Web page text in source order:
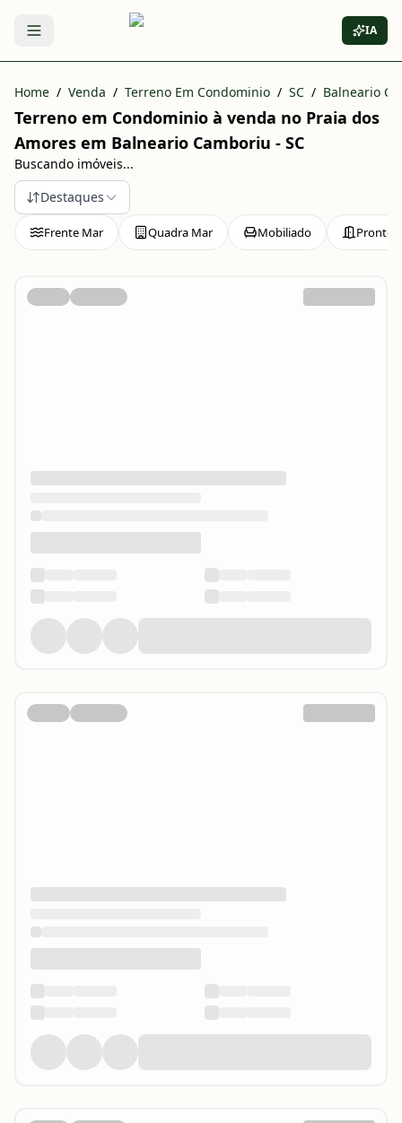
Abrir menu IA
Home / Venda / Terreno Em Condominio / SC / Balneario
Terreno em Condominio à venda no Praia dos
Amores em Balneario Camboriu - SC
Buscando imóveis...
Destaques
Frente Mar Quadra Mar Mobiliado Pronto